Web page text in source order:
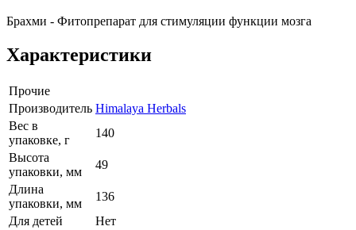
Брахми - Фитопрепарат для стимуляции функции мозга
Характеристики
Прочие
Производитель Himalaya Herbals
Вес в
упаковке, г
140
Высота
упаковки, мм
49
Длина
упаковки, мм
136
Для детей
Нет